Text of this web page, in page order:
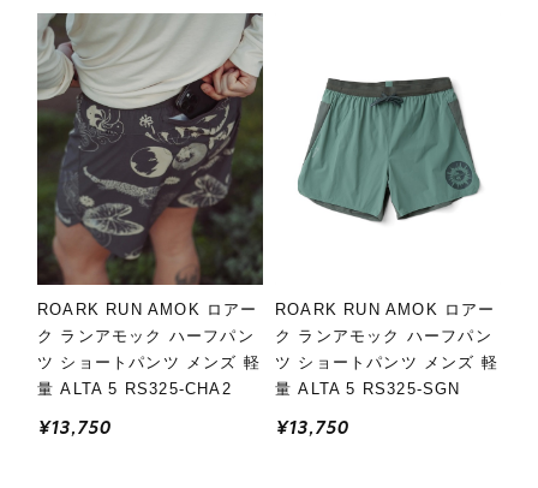
ROARK RUN AMOK ロアー
ク ランアモック ハーフパン
ツ ショートパンツ メンズ 軽
量 ALTA 5 RS325-CHA2
¥13,750
ROARK RUN AMOK ロアー
ク ランアモック ハーフパン
ツ ショートパンツ メンズ 軽
量 ALTA 5 RS325-SGN
¥13,750